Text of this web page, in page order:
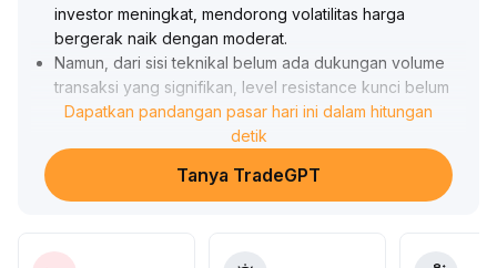
investor meningkat, mendorong volatilitas harga
bergerak naik dengan moderat.
Namun, dari sisi teknikal belum ada dukungan volume
transaksi yang signifikan, level resistance kunci belum
berhasil ditembus, sinyal pembalikan tren masih perlu
Disarankan untuk mengamati perubahan volume
transaksi selanjutnya .
dapat mempertimbangkan penambahan posisi secara
Dapatkan pandangan pasar hari ini dalam hitungan
detik
Tanya TradeGPT